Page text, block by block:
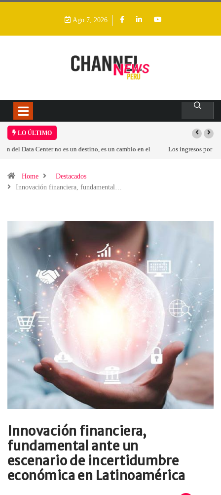
Ago 7, 2026
LO ÚLTIMO
Los ingresos por semiconductores aumentarán más de un 94 % en 2026
Home
Destacados
Innovación financiera, fundamental…
Innovación financiera,
fundamental ante un
escenario de incertidumbre
económica en Latinoamérica